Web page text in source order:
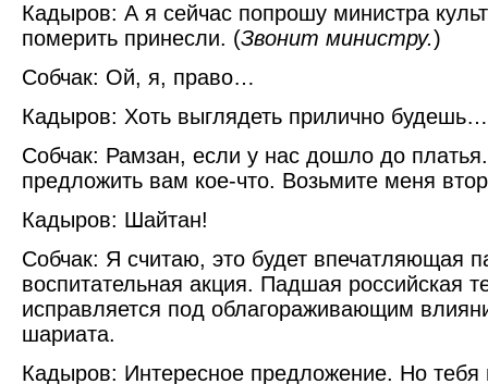
Кадыров: А я сейчас попрошу министра
померить принесли. (Звонит министру.)
Собчак: Ой, я, право…
Кадыров: Хоть выглядеть прилично будешь…
Собчак: Рамзан, если у нас дошло до
предложить вам кое-что. Возьмите меня
Кадыров: Шайтан!
Собчак: Я считаю, это будет впечатляющая
воспитательная акция. Падшая российская
исправляется под облагораживающим
шариата.
Кадыров: Интересное предложение. Но тебя